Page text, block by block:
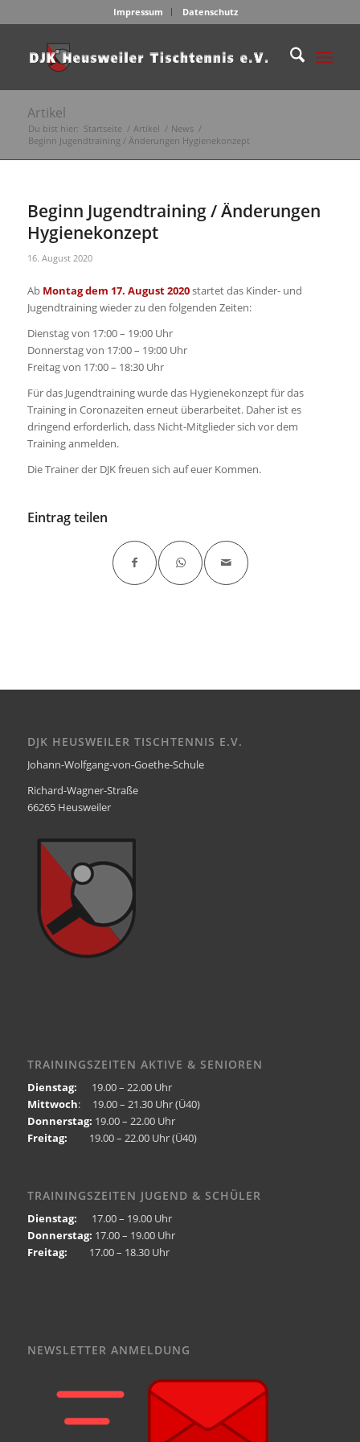
Impressum Datenschutz
Artikel
Du bist hier: Startseite / Artikel / News /
Beginn Jugendtraining / Änderungen Hygienekonzept
Beginn Jugendtraining / Änderungen
Hygienekonzept
16. August 2020
Ab Montag dem 17. August 2020startet das Kinder- und
Jugendtraining wieder zu den folgenden Zeiten:
Dienstag von 17:00 – 19:00 Uhr
Donnerstag von 17:00 – 19:00 Uhr
Freitag von 17:00 – 18:30 Uhr
Für das Jugendtraining wurde das Hygienekonzept für das
Training in Coronazeiten erneut überarbeitet. Daher ist es
dringend erforderlich, dass Nicht-Mitglieder sich vor dem
Training anmelden.
Die Trainer der DJK freuen sich auf euer Kommen.
Eintrag teilen
DJK HEUSWEILER TISCHTENNIS E.V.
Johann-Wolfgang-von-Goethe-Schule
Richard-Wagner-Straße
66265 Heusweiler
TRAININGSZEITEN AKTIVE & SENIOREN
Dienstag: 19.00 – 22.00 Uhr
Mittwoch: 19.00 – 21.30 Uhr (Ü40)
Donnerstag: 19.00 – 22.00 Uhr
Freitag: 19.00 – 22.00 Uhr (Ü40)
TRAININGSZEITEN JUGEND & SCHÜLER
Dienstag: 17.00 – 19.00 Uhr
Donnerstag: 17.00 – 19.00 Uhr
Freitag: 17.00 – 18.30 Uhr
NEWSLETTER ANMELDUNG